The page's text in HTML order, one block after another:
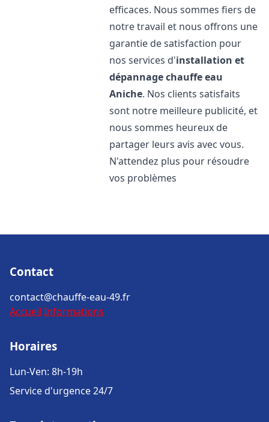
efficaces. Nous sommes fiers de
notre travail et nous offrons une
garantie de satisfaction pour
nos services d'installation et
dépannage chauffe eau
Aniche. Nos clients satisfaits
sont notre meilleure publicité, et
nous sommes heureux de
partager leurs avis avec vous.
N'attendez plus pour résoudre
vos problèmes
Contact
contact@chauffe-eau-49.fr
Accueil Informations
Horaires
Lun-Ven: 8h-19h
Service d'urgence 24/7